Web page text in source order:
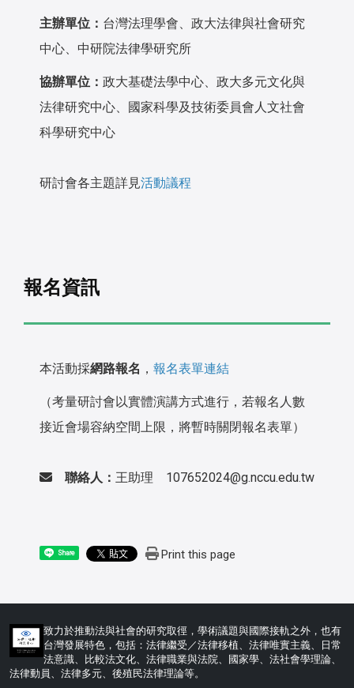
主辦單位： 台灣法理學會、政大法律與社會研究
中心、中研院法律學研究所
協辦單位： 政大基礎法學中心、政大多元文化與
法律研究中心、國家科學及技術委員會人文社會
科學研究中心
研討會各主題詳見活動議程
報名資訊
本活動採網路報名 ， 報名表單連結
（考量研討會以實體演講方式進行，若報名人數
接近會場容納空間上限，將暫時關閉報名表單）
聯絡人： 王助理 107652024@g.nccu.edu.tw
Share Print this page
致力於推動法與社會的研究取徑，學術議題與國際接軌之外，也有
台灣發展特色，包括：法律繼受／法律移植、法律唯實主義、日常
法意識、比較法文化、法律職業與法院、國家學、法社會學理論、
法律動員、法律多元、後殖民法律理論等。